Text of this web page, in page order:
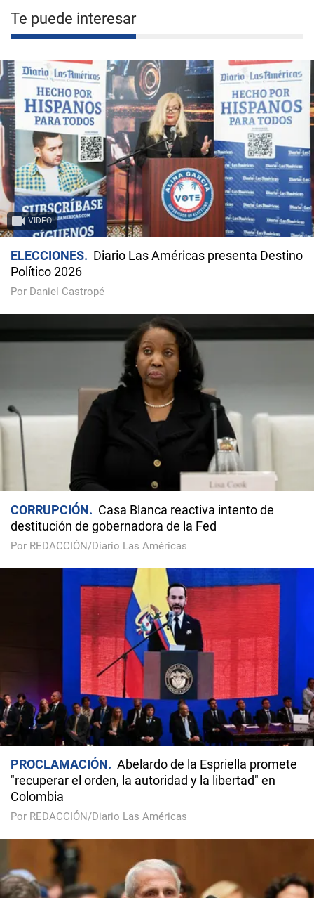
Te puede interesar
VIDEO
ELECCIONES
Diario Las Américas presenta Destino
Político 2026
Por Daniel Castropé
CORRUPCIÓN
Casa Blanca reactiva intento de
destitución de gobernadora de la Fed
Por REDACCIÓN/Diario Las Américas
PROCLAMACIÓN
Abelardo de la Espriella promete
"recuperar el orden, la autoridad y la libertad" en
Colombia
Por REDACCIÓN/Diario Las Américas